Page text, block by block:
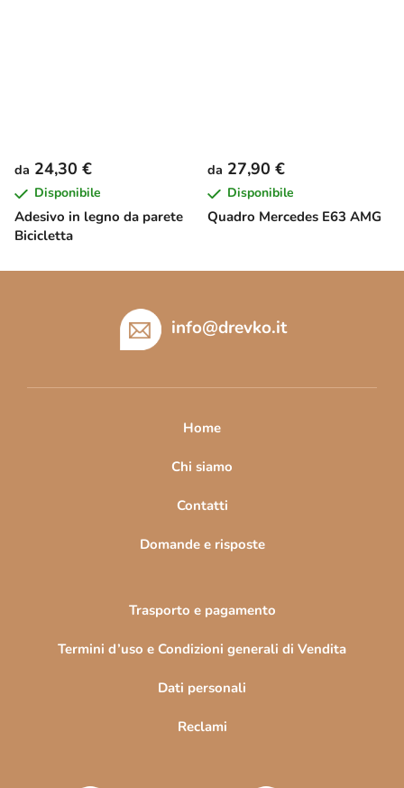
Adesivo in legno da parete
Bicicletta
da 24,30 €
Disponibile
Quadro Mercedes E63 AMG
da 27,90 €
Disponibile
info@drevko.it
Home
Chi siamo
Contatti
Domande e risposte
Trasporto e pagamento
Termini d’uso e Condizioni generali di Vendita
Dati personali
Reclami